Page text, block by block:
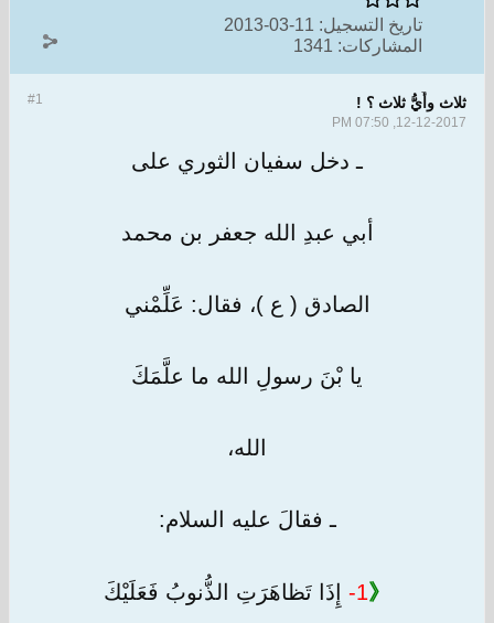
تاريخ التسجيل: 11-03-2013
المشاركات: 1341
#1 ثلاث وأَيُّ ثلاث ؟ !
12-12-2017, 07:50 PM
ـ دخل سفيان الثوري على
أبي عبدِ الله جعفر بن محمد
الصادق ( ع )، فقال: عَلِّمْني
يا بْنَ رسولِ الله ما علَّمَكَ
الله،
ـ فقالَ عليه السلام:
《
1- إِذَا تَظاهَرَتِ الذُّنوبُ فَعَلَيْكَ